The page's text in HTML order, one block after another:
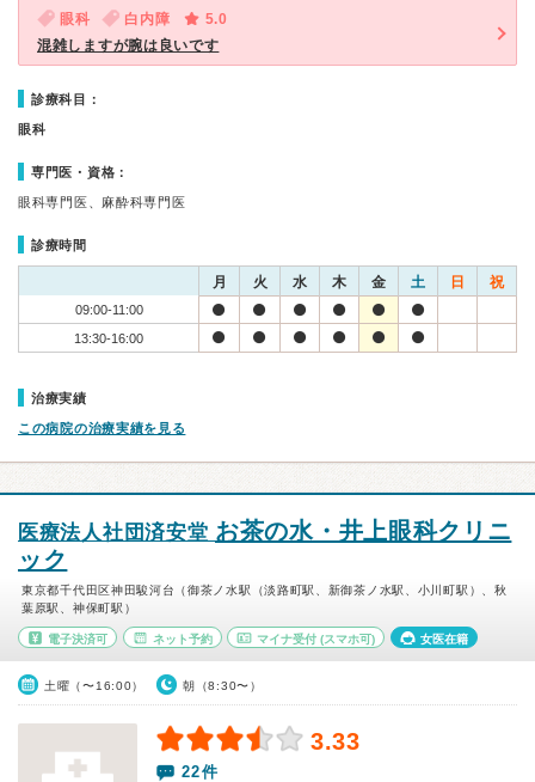
眼科 白内障
5.0
混雑しますが腕は良いです
診療科目：
眼科
専門医・資格：
眼科専門医、麻酔科専門医
診療時間
月 火 水 木 金 土 日 祝
09:00-11:00
13:30-16:00
治療実績
この病院の治療実績を見る
医療法人社団済安堂 お茶の水・井上眼科クリニ
ック
東京都千代田区神田駿河台（御茶ノ水駅（淡路町駅、新御茶ノ水駅、小川町駅）、秋
葉原駅、神保町駅）
電子決済可 ネット予約 マイナ受付 (スマホ可) 女医在籍
土曜（〜16:00） 朝（8:30〜）
3.33
22件